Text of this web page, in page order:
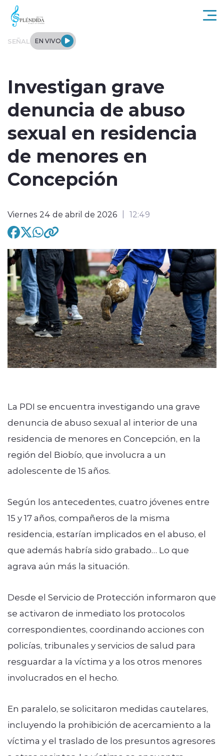
Click acá para ir directamente al contenido
SEÑAL EN VIVO
modo claro
Investigan grave
denuncia de abuso
sexual en residencia
de menores en
Concepción
Viernes 24 de abril de 2026 12:49
La PDI se encuentra investigando una grave
denuncia de abuso sexual al interior de una
residencia de menores en Concepción, en la
región del Biobío, que involucra a un
adolescente de 15 años.
Según los antecedentes, cuatro jóvenes entre
15 y 17 años, compañeros de la misma
residencia, estarían implicados en el abuso, el
que además habría sido grabado… Lo que
agrava aún más la situación.
Desde el Servicio de Protección informaron que
se activaron de inmediato los protocolos
correspondientes, coordinando acciones con
policías, tribunales y servicios de salud para
resguardar a la víctima y a los otros menores
involucrados en el hecho.
En paralelo, se solicitaron medidas cautelares,
incluyendo la prohibición de acercamiento a la
víctima y el traslado de los presuntos agresores